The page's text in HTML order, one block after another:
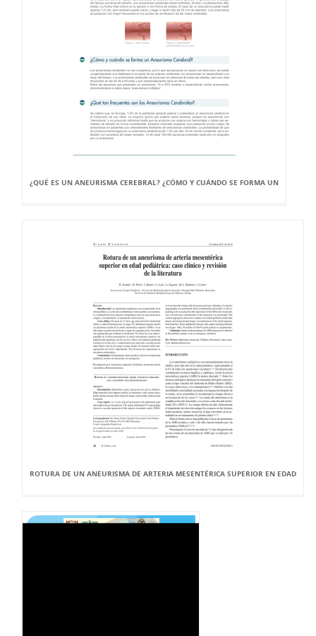
¿QUÉ ES UN ANEURISMA CEREBRAL? ¿CÓMO Y CUÁNDO SE FORMA UN
ROTURA DE UN ANEURISMA DE ARTERIA MESENTÉRICA SUPERIOR EN EDAD